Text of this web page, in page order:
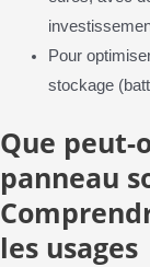
Pour
stockage
Que peut-
panneau
les usages